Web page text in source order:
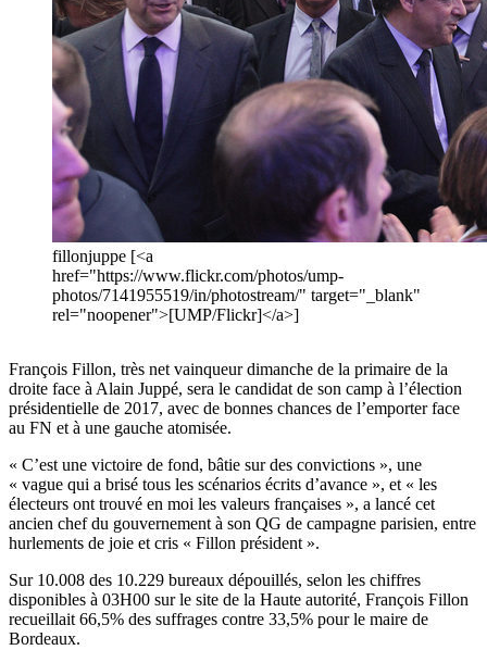
fillonjuppe [<a
href="https://www.flickr.com/photos/ump-
photos/7141955519/in/photostream/" target="_blank"
rel="noopener">[UMP/Flickr]</a>]
François Fillon, très net vainqueur dimanche de la primaire de la
droite face à Alain Juppé, sera le candidat de son camp à l’élection
présidentielle de 2017, avec de bonnes chances de l’emporter face
au FN et à une gauche atomisée.
« C’est une victoire de fond, bâtie sur des convictions », une
« vague qui a brisé tous les scénarios écrits d’avance », et « les
électeurs ont trouvé en moi les valeurs françaises », a lancé cet
ancien chef du gouvernement à son QG de campagne parisien, entre
hurlements de joie et cris « Fillon président ».
Sur 10.008 des 10.229 bureaux dépouillés, selon les chiffres
disponibles à 03H00 sur le site de la Haute autorité, François Fillon
recueillait 66,5% des suffrages contre 33,5% pour le maire de
Bordeaux.